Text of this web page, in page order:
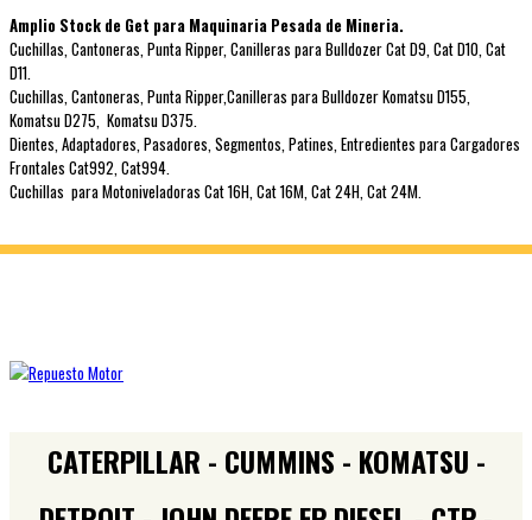
Amplio Stock de Get para Maquinaria Pesada de Mineria.
Cuchillas, Cantoneras, Punta Ripper, Canilleras para Bulldozer Cat D9, Cat D10, Cat
D11.
Cuchillas, Cantoneras, Punta Ripper,Canilleras para Bulldozer Komatsu D155,
Komatsu D275, Komatsu D375.
Dientes, Adaptadores, Pasadores, Segmentos, Patines, Entredientes para Cargadores
Frontales Cat992, Cat994.
Cuchillas para Motoniveladoras Cat 16H, Cat 16M, Cat 24H, Cat 24M.
CATERPILLAR - CUMMINS - KOMATSU -